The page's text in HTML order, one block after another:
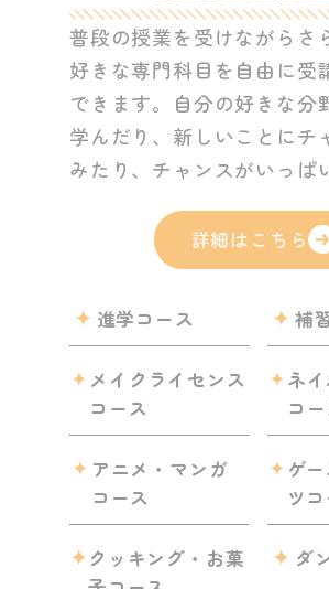
普段の授業を受けながらさ
好きな専門科目を自由に受
できます。自分の好きな分
学んだり、新しいことにチ
みたり、チャンスがいっぱ
詳細はこちら
進学コース 補
メイクライセンス
コース
ネ
コ
アニメ・マンガ
コース
ゲ
ツ
クッキング・お菓
ダ